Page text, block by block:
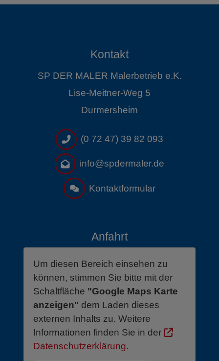
Kontakt
SP DER MALER Malerbetrieb e.K.
Lise-Meitner-Weg 5
Durmersheim
(0 72 47) 39 82 093
info@spdermaler.de
Kontaktformular
Anfahrt
Um diesen Bereich einsehen zu
können, stimmen Sie bitte mit der
Schaltfläche "Google Maps Karte
anzeigen" dem Laden dieses
externen Inhalts zu. Weitere
Informationen finden Sie in der
Datenschutzerklärung.